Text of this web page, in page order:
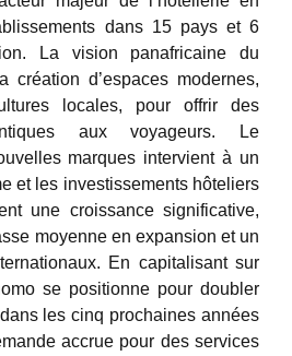
dans 15 pays et 6
La vision panafricaine du
création d’espaces modernes,
locales, pour offrir des
aux voyageurs. Le
marques intervient à un
et les investissements hôteliers
une croissance significative,
moyenne en expansion et un
En capitalisant sur
se positionne pour doubler
les cinq prochaines années
accrue pour des services